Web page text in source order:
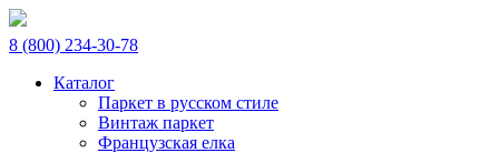
8 (800) 234-30-78
Каталог
Паркет в русском стиле
Винтаж паркет
Французская елка